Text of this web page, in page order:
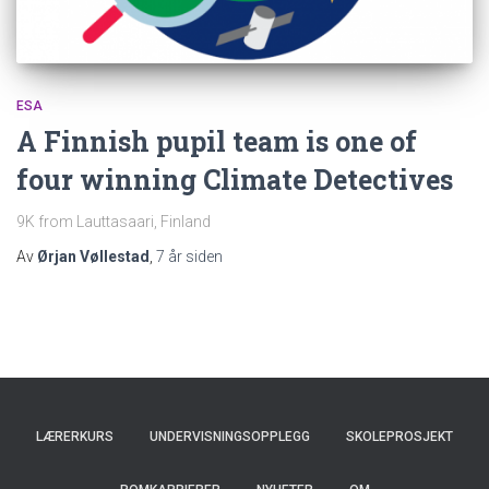
ESA
A Finnish pupil team is one of
four winning Climate Detectives
9K from Lauttasaari, Finland
Av Ørjan Vøllestad 7 år siden
LÆRERKURS UNDERVISNINGSOPPLEGG SKOLEPROSJEKT